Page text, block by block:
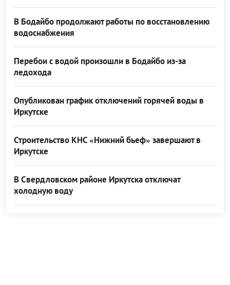
В Бодайбо продолжают работы по восстановлению
водоснабжения
Перебои с водой произошли в Бодайбо из-за
ледохода
Опубликован график отключений горячей воды в
Иркутске
Строительство КНС «Нижний бьеф» завершают в
Иркутске
В Свердловском районе Иркутска отключат
холодную воду